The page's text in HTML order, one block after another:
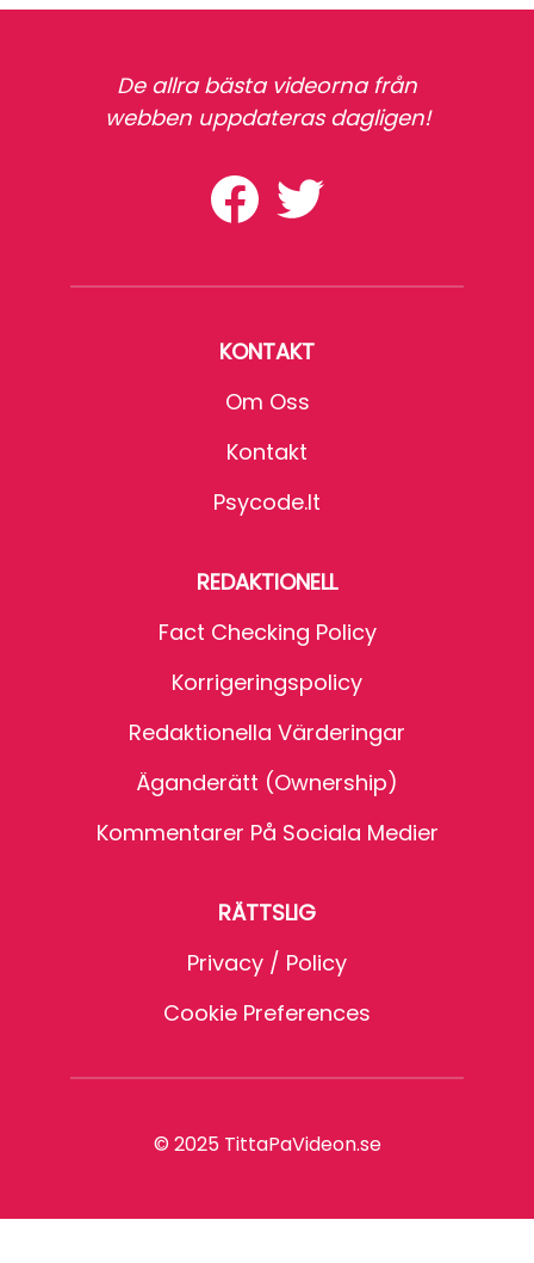
De allra bästa videorna från
webben uppdateras dagligen!
KONTAKT
Om Oss
Kontakt
Psycode.it
REDAKTIONELL
Fact Checking Policy
Korrigeringspolicy
Redaktionella Värderingar
Äganderätt (Ownership)
Kommentarer På Sociala Medier
RÄTTSLIG
Privacy / Policy
Cookie Preferences
© 2025 TittaPaVideon.se